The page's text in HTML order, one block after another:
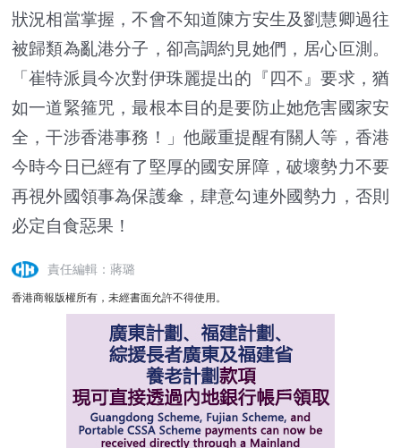
狀況相當掌握，不會不知道陳方安生及劉慧卿過往
被歸類為亂港分子，卻高調約見她們，居心叵測。
「崔特派員今次對伊珠麗提出的『四不』要求，猶
如一道緊箍咒，最根本目的是要防止她危害國家安
全，干涉香港事務！」他嚴重提醒有關人等，香港
今時今日已經有了堅厚的國安屏障，破壞勢力不要
再視外國領事為保護傘，肆意勾連外國勢力，否則
必定自食惡果！
責任編輯：蔣璐
香港商報版權所有，未經書面允許不得使用。